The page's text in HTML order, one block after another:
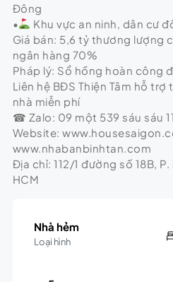
Đông
•
Khu vực an ninh, dân cư
Giá bán: 5,6 tỷ thương lượng
ngân hàng 70%
Pháp lý: Sổ hồng hoàn công
Liên hệ BĐS Thiện Tâm hỗ trợ
nhà miễn phí
☎ Zalo: 09 một 539 sáu sáu
Website:
www.nhabanbinhtan.com
Địa chỉ: 112/1 đường số 18B, P.
HCM
Nhà hẻm
Loại hình